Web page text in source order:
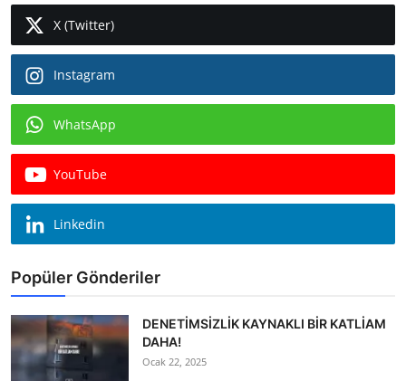
X (Twitter)
Instagram
WhatsApp
YouTube
Linkedin
Popüler Gönderiler
DENETİMSİZLİK KAYNAKLI BİR KATLİAM
DAHA!
Ocak 22, 2025